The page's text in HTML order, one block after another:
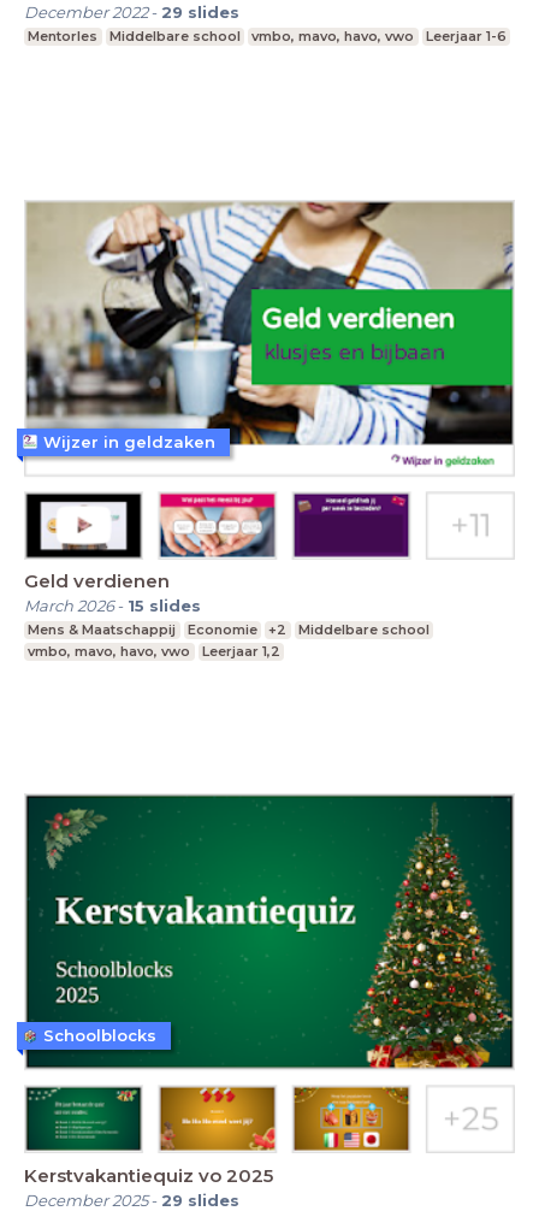
December 2022- 29 slides
Mentorles Middelbare school vmbo, mavo, havo, vwo Leerjaar 1-6
Geld verdienen
March 2026- 15 slides
Mens & Maatschappij Economie +2
Middelbare school
vmbo, mavo, havo, vwo
Leerjaar 1,2
Wijzer in geldzaken
Kerstvakantiequiz vo 2025
December 2025- 29 slides
Schoolblocks